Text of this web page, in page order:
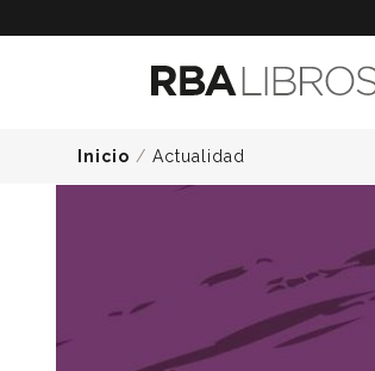
Inicio / Actualidad